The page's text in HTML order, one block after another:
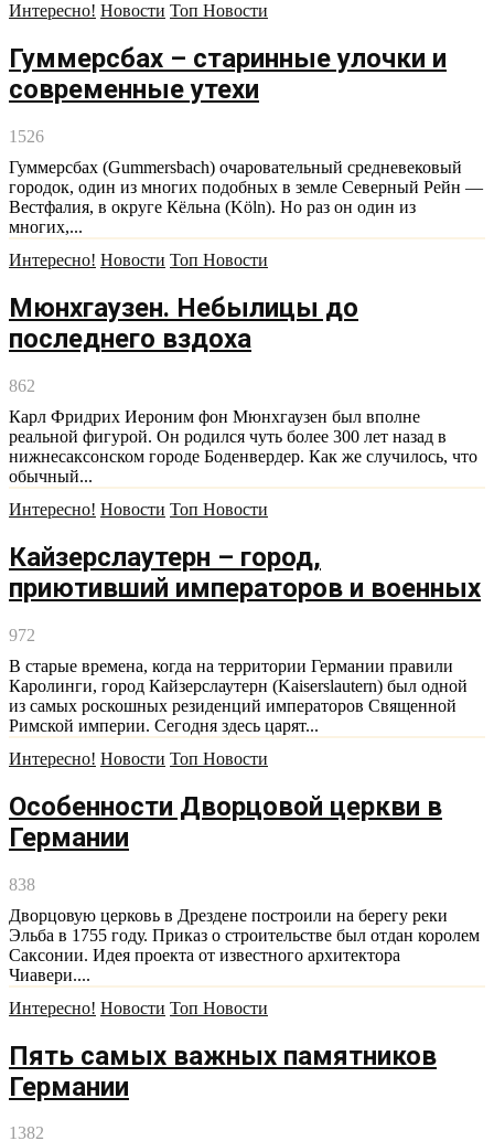
Интересно! Новости Топ Новости
Гуммерсбах – старинные улочки и
современные утехи
1526
Гуммерсбах (Gummersbach) очаровательный средневековый
городок, один из многих подобных в земле Северный Рейн —
Вестфалия, в округе Кёльна (Köln). Но раз он один из
многих,...
Интересно! Новости Топ Новости
Мюнхгаузен. Небылицы до
последнего вздоха
862
Карл Фридрих Иероним фон Мюнхгаузен был вполне
реальной фигурой. Он родился чуть более 300 лет назад в
нижнесаксонском городе Боденвердер. Как же случилось, что
обычный...
Интересно! Новости Топ Новости
Кайзерслаутерн – город,
приютивший императоров и военных
972
В старые времена, когда на территории Германии правили
Каролинги, город Кайзерслаутерн (Kaiserslautern) был одной
из самых роскошных резиденций императоров Священной
Римской империи. Сегодня здесь царят...
Интересно! Новости Топ Новости
Особенности Дворцовой церкви в
Германии
838
Дворцовую церковь в Дрездене построили на берегу реки
Эльба в 1755 году. Приказ о строительстве был отдан королем
Саксонии. Идея проекта от известного архитектора
Чиавери....
Интересно! Новости Топ Новости
Пять самых важных памятников
Германии
1382